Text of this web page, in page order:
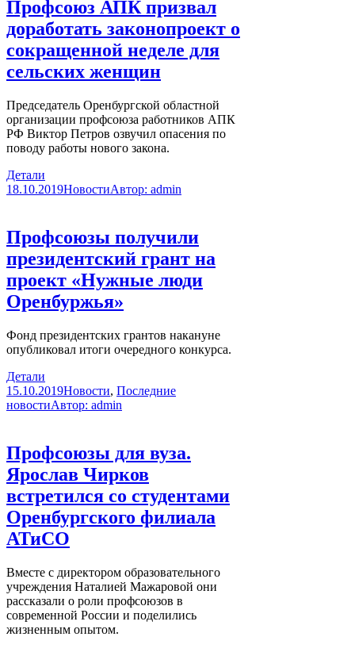
Профсоюз АПК призвал
доработать законопроект о
сокращенной неделе для
сельских женщин
Председатель Оренбургской областной
организации профсоюза работников АПК
РФ Виктор Петров озвучил опасения по
поводу работы нового закона.
Детали
18.10.2019НовостиАвтор: admin
Профсоюзы получили
президентский грант на
проект «Нужные люди
Оренбуржья»
Фонд президентских грантов накануне
опубликовал итоги очередного конкурса.
Детали
15.10.2019Новости, Последние
новостиАвтор: admin
Профсоюзы для вуза.
Ярослав Чирков
встретился со студентами
Оренбургского филиала
АТиСО
Вместе с директором образовательного
учреждения Наталией Мажаровой они
рассказали о роли профсоюзов в
современной России и поделились
жизненным опытом.